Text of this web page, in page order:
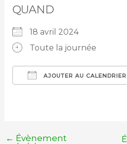
QUAND
18 avril 2024
Toute la journée
AJOUTER AU CALENDRIER
← Évènement